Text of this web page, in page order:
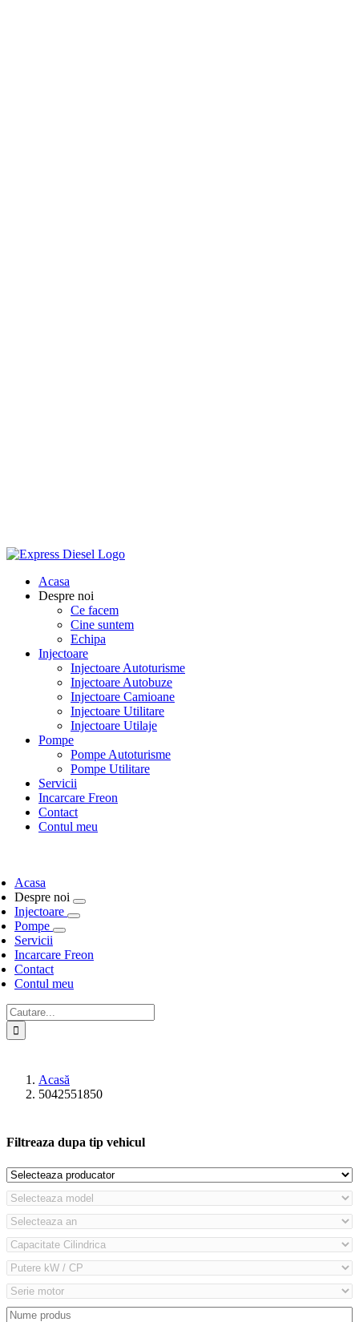
Acasa
Despre noi
Ce facem
Cine suntem
Echipa
Injectoare
Injectoare Autoturisme
Injectoare Autobuze
Injectoare Camioane
Injectoare Utilitare
Injectoare Utilaje
Pompe
Pompe Autoturisme
Pompe Utilitare
Servicii
Incarcare Freon
Contact
Contul meu
Acasa
Despre noi
Injectoare
Pompe
Servicii
Incarcare Freon
Contact
Contul meu
Cautare...
Acasă
5042551850
Filtreaza dupa tip vehicul